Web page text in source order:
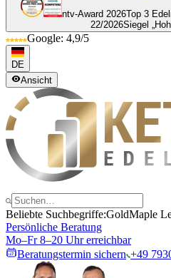
ntv-Award 2026Top 3
22/2026Siegel
Google: 4,9/5
DE
Ansicht
Beliebte Suchbegriffe:GoldMaple
Persönliche Beratung
Mo–Fr 8–20 Uhr erreichbar
Beratungstermin sichern +49